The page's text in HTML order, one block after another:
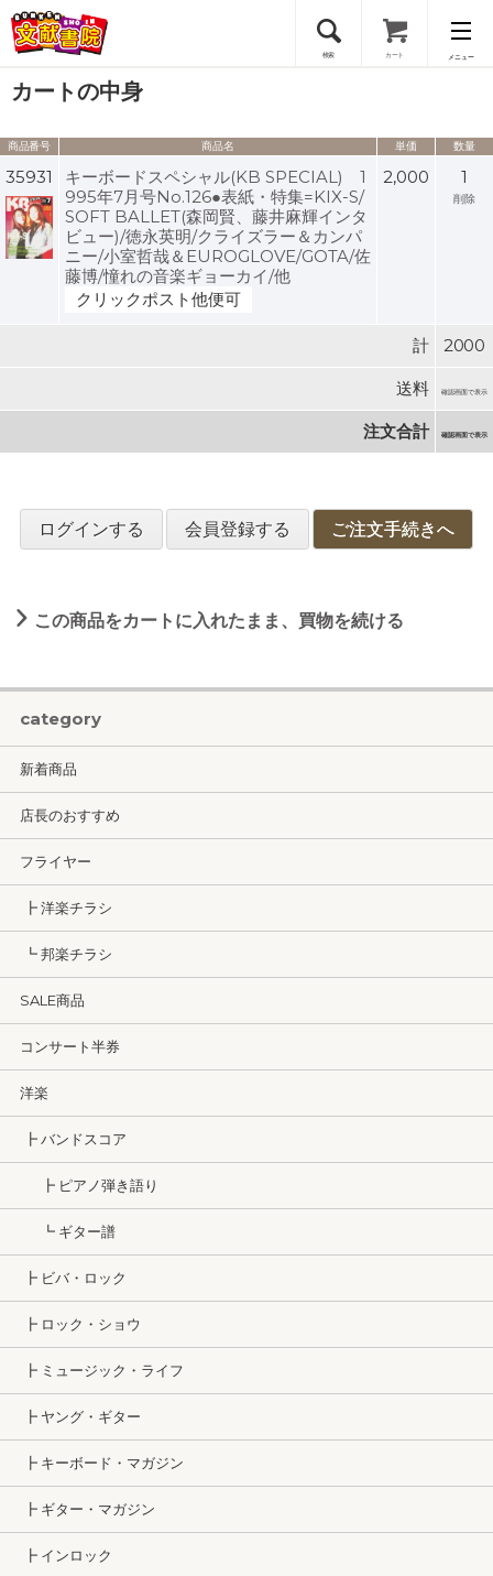
検索 カート メニュー
会員登録
ログイン
カートの中身
商品番号 商品名 単価 数量
35931
キーボードスペシャル(KB SPECIAL) 1
995年7月号No.126●表紙・特集=KIX-S/
SOFT BALLET(森岡賢、藤井麻輝インタ
ビュー)/徳永英明/クライズラー＆カンパ
ニー/小室哲哉＆EUROGLOVE/GOTA/佐
藤博/憧れの音楽ギョーカイ/他
クリックポスト他便可
2,000 1
削除
計 2000
送料 確認画面で表示
注文合計 確認画面で表示
ログインする 会員登録する ご注文手続きへ
この商品をカートに入れたまま、買物を続ける
category
新着商品
店長のおすすめ
フライヤー
┣ 洋楽チラシ
┗ 邦楽チラシ
SALE商品
コンサート半券
洋楽
┣ バンドスコア
┣ ピアノ弾き語り
┗ ギター譜
┣ ビバ・ロック
┣ ロック・ショウ
┣ ミュージック・ライフ
┣ ヤング・ギター
┣ キーボード・マガジン
┣ ギター・マガジン
┣ インロック